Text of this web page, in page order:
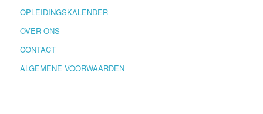
OPLEIDINGSKALENDER
OVER ONS
CONTACT
ALGEMENE VOORWAARDEN